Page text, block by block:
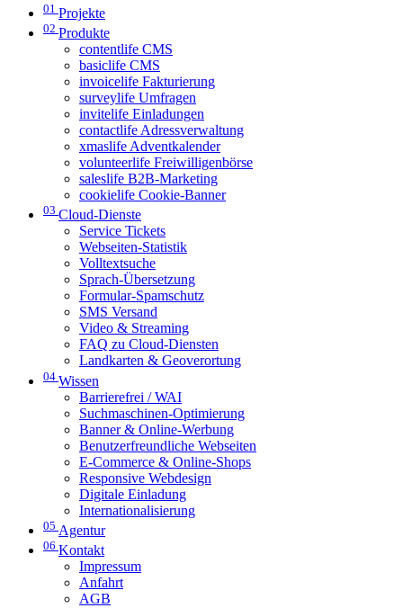
01 Projekte
02 Produkte
contentlife CMS
basiclife CMS
invoicelife Fakturierung
surveylife Umfragen
invitelife Einladungen
contactlife Adressverwaltung
xmaslife Adventkalender
volunteerlife Freiwilligenbörse
saleslife B2B-Marketing
cookielife Cookie-Banner
03 Cloud-Dienste
Service Tickets
Webseiten-Statistik
Volltextsuche
Sprach-Übersetzung
Formular-Spamschutz
SMS Versand
Video & Streaming
FAQ zu Cloud-Diensten
Landkarten & Geoverortung
04 Wissen
Barrierefrei / WAI
Suchmaschinen-Optimierung
Banner & Online-Werbung
Benutzerfreundliche Webseiten
E-Commerce & Online-Shops
Responsive Webdesign
Digitale Einladung
Internationalisierung
05 Agentur
06 Kontakt
Impressum
Anfahrt
AGB